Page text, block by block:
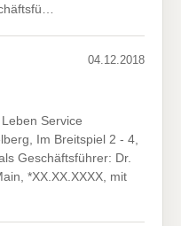
04.12.2018
Service
Im Breitspiel 2 - 4,
Geschäftsführer: Dr.
*XX.XX.XXXX, mit